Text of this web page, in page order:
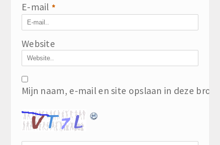
E-mail *
Website
Mijn naam, e-mail en site opslaan in deze